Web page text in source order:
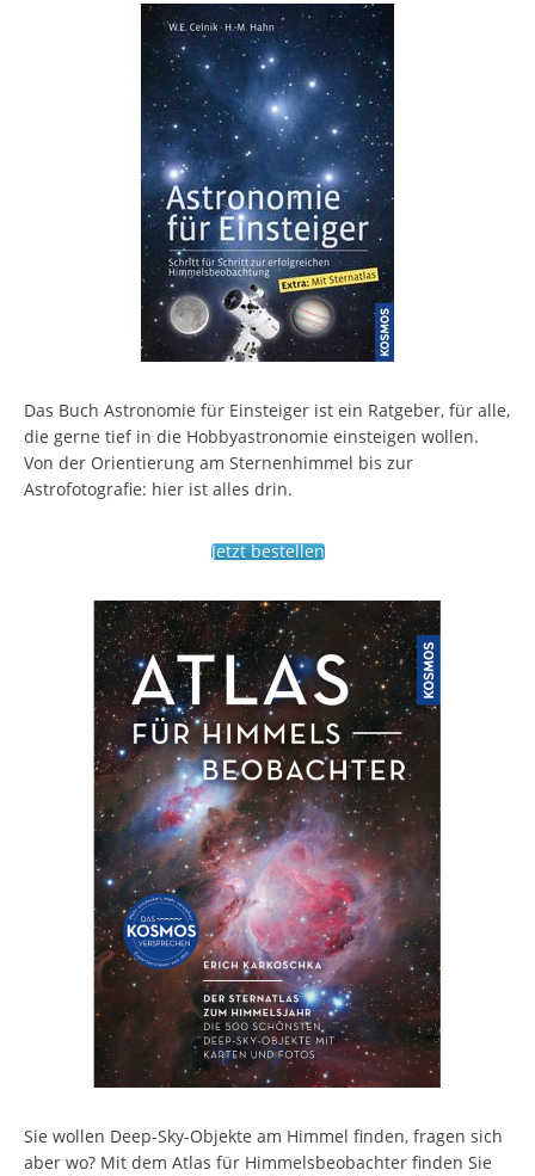
Das Buch Astronomie für Einsteiger ist ein Ratgeber, für alle,
die gerne tief in die Hobbyastronomie einsteigen wollen.
Von der Orientierung am Sternenhimmel bis zur
Astrofotografie: hier ist alles drin.
Jetzt bestellen
Sie wollen Deep-Sky-Objekte am Himmel finden, fragen sich
aber wo? Mit dem Atlas für Himmelsbeobachter finden Sie